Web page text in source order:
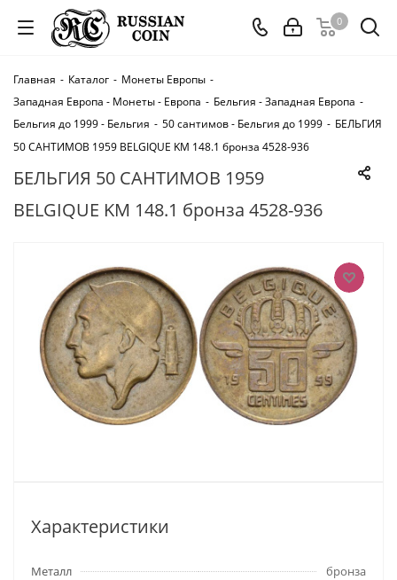
0
Главная - Каталог - Монеты Европы -
Западная Европа - Монеты - Европа - Бельгия - Западная Европа -
Бельгия до 1999 - Бельгия - 50 сантимов - Бельгия до 1999 - БЕЛЬГИЯ
50 САНТИМОВ 1959 BELGIQUE KM 148.1 бронза 4528-936
БЕЛЬГИЯ 50 САНТИМОВ 1959
BELGIQUE KM 148.1 бронза 4528-936
Характеристики
Металл
бронза